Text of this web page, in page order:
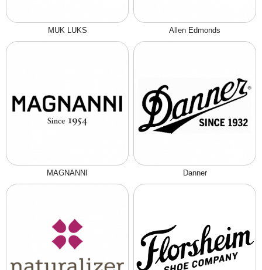
MUK LUKS Allen Edmonds
MAGNANNI Danner